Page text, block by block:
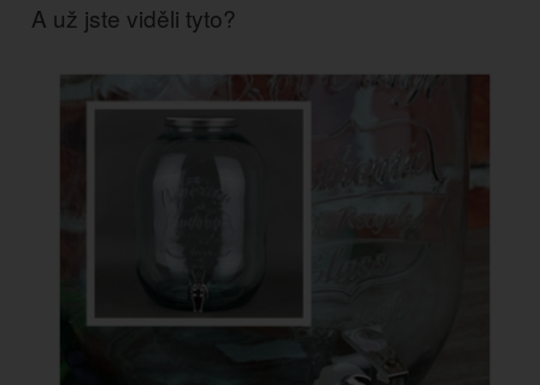
A už jste viděli tyto?